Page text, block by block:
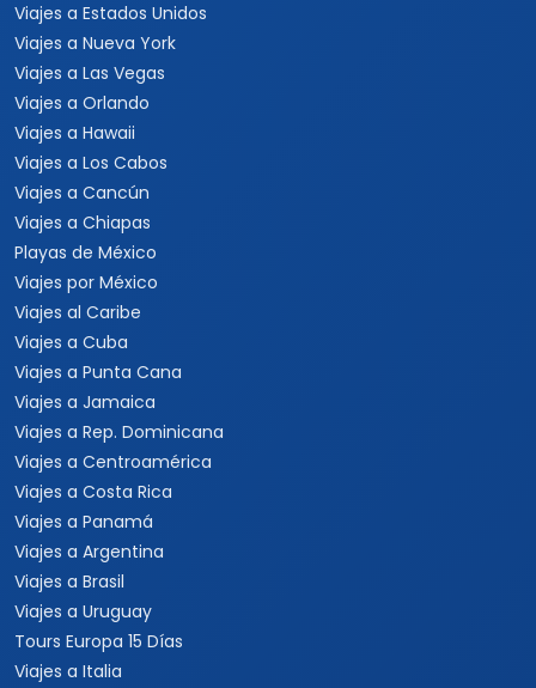
Viajes a Estados Unidos
Viajes a Nueva York
Viajes a Las Vegas
Viajes a Orlando
Viajes a Hawaii
Viajes a Los Cabos
Viajes a Cancún
Viajes a Chiapas
Playas de México
Viajes por México
Viajes al Caribe
Viajes a Cuba
Viajes a Punta Cana
Viajes a Jamaica
Viajes a Rep. Dominicana
Viajes a Centroamérica
Viajes a Costa Rica
Viajes a Panamá
Viajes a Argentina
Viajes a Brasil
Viajes a Uruguay
Tours Europa 15 Días
Viajes a Italia